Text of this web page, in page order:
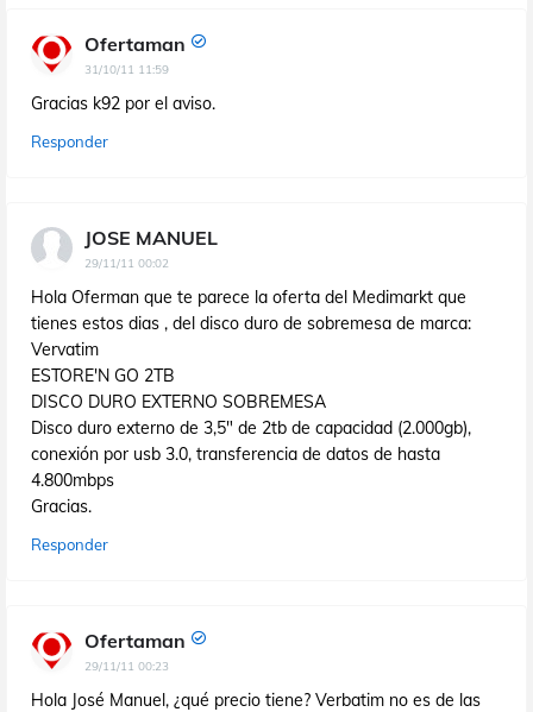
Ofertaman
31/10/11 11:59
Gracias k92 por el aviso.
Responder
JOSE MANUEL
29/11/11 00:02
Hola Oferman que te parece la oferta del Medimarkt que
tienes estos dias , del disco duro de sobremesa de marca:
Vervatim
ESTORE'N GO 2TB
DISCO DURO EXTERNO SOBREMESA
Disco duro externo de 3,5" de 2tb de capacidad (2.000gb),
conexión por usb 3.0, transferencia de datos de hasta
4.800mbps
Gracias.
Responder
Ofertaman
29/11/11 00:23
Hola José Manuel, ¿qué precio tiene? Verbatim no es de las